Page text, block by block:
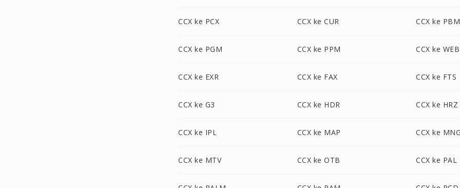
CCX ke PCX CCX ke CUR CCX ke PBM
CCX ke PGM CCX ke PPM CCX ke
CCX ke EXR CCX ke FAX CCX ke FTS
CCX ke G3 CCX ke HDR CCX ke HRZ
CCX ke IPL CCX ke MAP CCX ke
CCX ke MTV CCX ke OTB CCX ke PAL